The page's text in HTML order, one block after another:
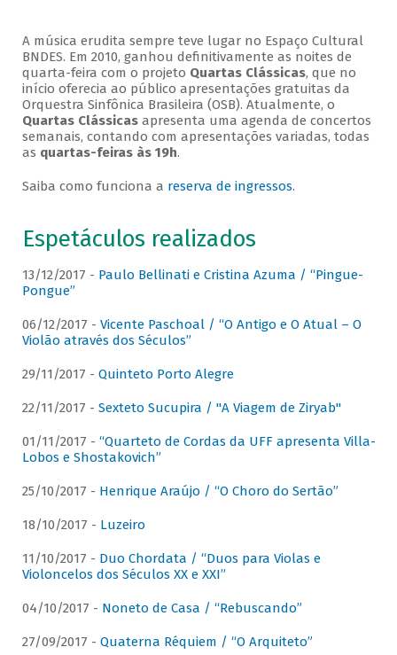
A música erudita sempre teve lugar no Espaço Cultural
BNDES. Em 2010, ganhou definitivamente as noites de
quarta-feira com o projeto Quartas Clássicas, que no
início oferecia ao público apresentações gratuitas da
Orquestra Sinfônica Brasileira (OSB). Atualmente, o
Quartas Clássicasapresenta uma agenda de concertos
semanais, contando com apresentações variadas, todas
as quartas-feiras às 19h.
Saiba como funciona a reserva de ingressos.
Espetáculos realizados
13/12/2017 - Paulo Bellinati e Cristina Azuma / “Pingue-
Pongue”
06/12/2017 - Vicente Paschoal / “O Antigo e O Atual – O
Violão através dos Séculos”
29/11/2017 - Quinteto Porto Alegre
22/11/2017 - Sexteto Sucupira / "A Viagem de Ziryab"
01/11/2017 - “Quarteto de Cordas da UFF apresenta Villa-
Lobos e Shostakovich”
25/10/2017 - Henrique Araújo / “O Choro do Sertão”
18/10/2017 - Luzeiro
11/10/2017 - Duo Chordata / “Duos para Violas e
Violoncelos dos Séculos XX e XXI”
04/10/2017 - Noneto de Casa / “Rebuscando”
27/09/2017 - Quaterna Réquiem / “O Arquiteto”